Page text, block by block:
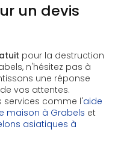
un devis
pour la destruction
n'hésitez pas à
une réponse
vos attentes.
services comme l'aide
maison à Grabels et
asiatiques à